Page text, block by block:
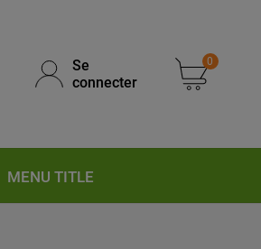
Se
connecter
0
MENU TITLE